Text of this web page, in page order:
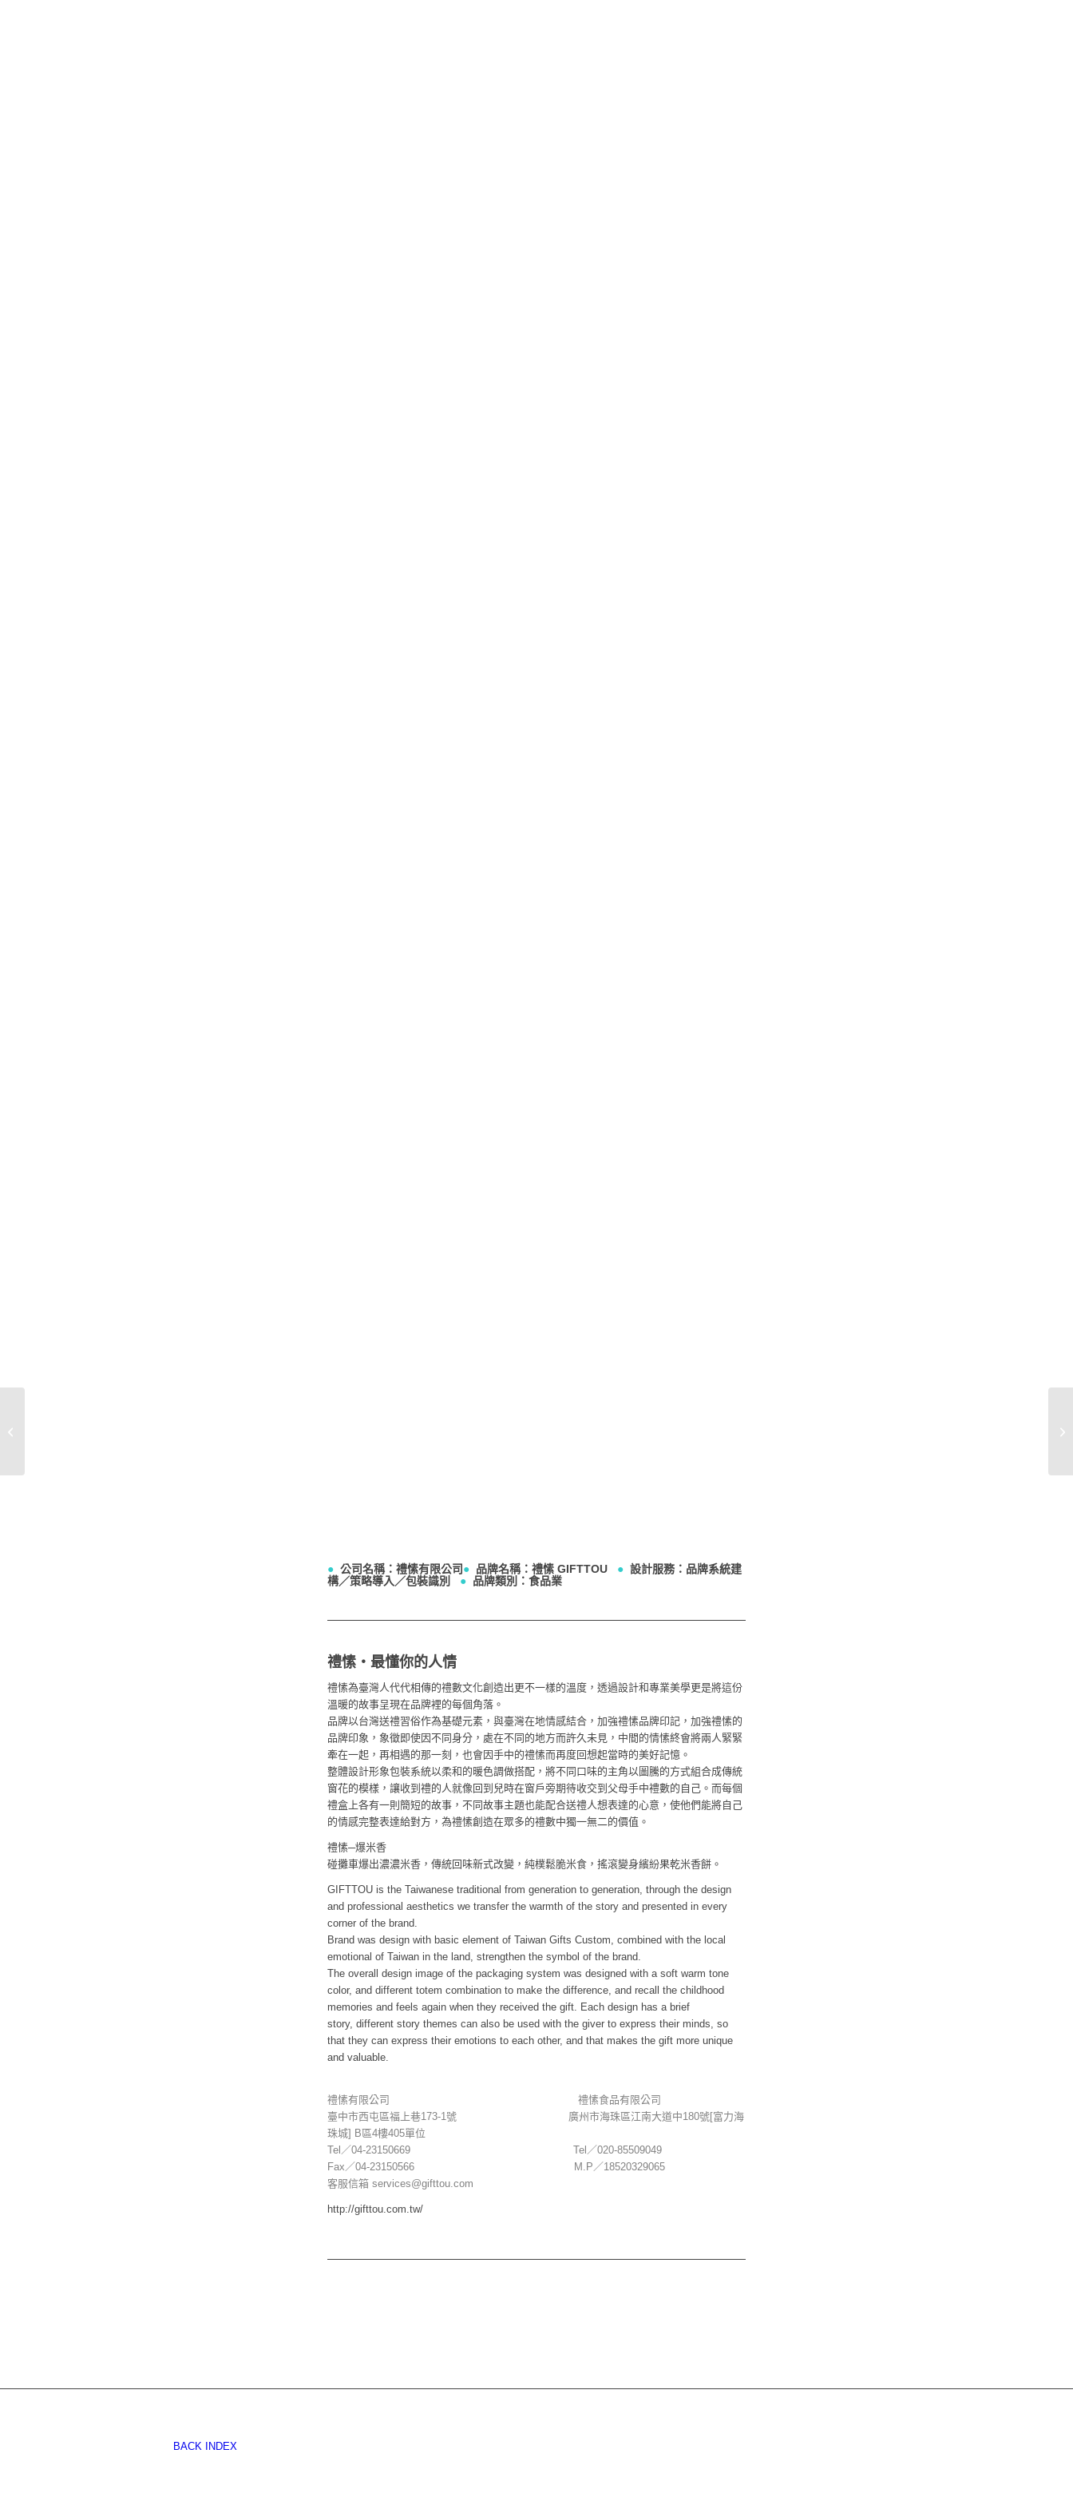
● 公司名稱：禮愫有限公司● 品牌名稱：禮愫 GIFTTOU ● 設計服務：品牌系統建
構／策略導入／包裝識別 ● 品牌類別：食品業
禮愫・最懂你的人情
禮愫為臺灣人代代相傳的禮數文化創造出更不一樣的溫度，透過設計和專業美學更是將這份
溫暖的故事呈現在品牌裡的每個角落。
品牌以台灣送禮習俗作為基礎元素，與臺灣在地情感結合，加強禮愫品牌印記，加強禮愫的
品牌印象，象徵即使因不同身分，處在不同的地方而許久未見，中間的情愫終會將兩人緊緊
牽在一起，再相遇的那一刻，也會因手中的禮愫而再度回想起當時的美好記憶。
整體設計形象包裝系統以柔和的暖色調做搭配，將不同口味的主角以圖騰的方式組合成傳統
窗花的模樣，讓收到禮的人就像回到兒時在窗戶旁期待收交到父母手中禮數的自己。而每個
禮盒上各有一則簡短的故事，不同故事主題也能配合送禮人想表達的心意，使他們能將自己
的情感完整表達給對方，為禮愫創造在眾多的禮數中獨一無二的價值。
禮愫─爆米香
碰攤車爆出濃濃米香，傳統回味新式改變，純樸鬆脆米食，搖滾變身繽紛果乾米香餅。
GIFTTOU is the Taiwanese traditional from generation to generation, through the design
and professional aesthetics we transfer the warmth of the story and presented in every
corner of the brand.
Brand was design with basic element of Taiwan Gifts Custom combined with the local
emotional of Taiwan in the land, strengthen the symbol of the brand.
The overall design image of the packaging system was designed with a soft warm tone
color, and different totem combination to make the difference, and recall the childhood
memories and feels again when they received the gift. Each design has a brief
story, different story themes can also be used with the giver to express their minds so
that they can express their emotions to each other, and that makes the gift more unique
and valuable.
禮愫有限公司 禮愫食品有限公司
臺中市西屯區福上巷173-1號 廣州市海珠區江南大道中180號[富力海
珠城] B區4樓405單位
Tel／04-23150669 Tel／020-85509049
Fax／04-23150566 M.P／18520329065
客服信箱 services@gifttou.com
http://gifttou.com.tw/
BACK INDEX